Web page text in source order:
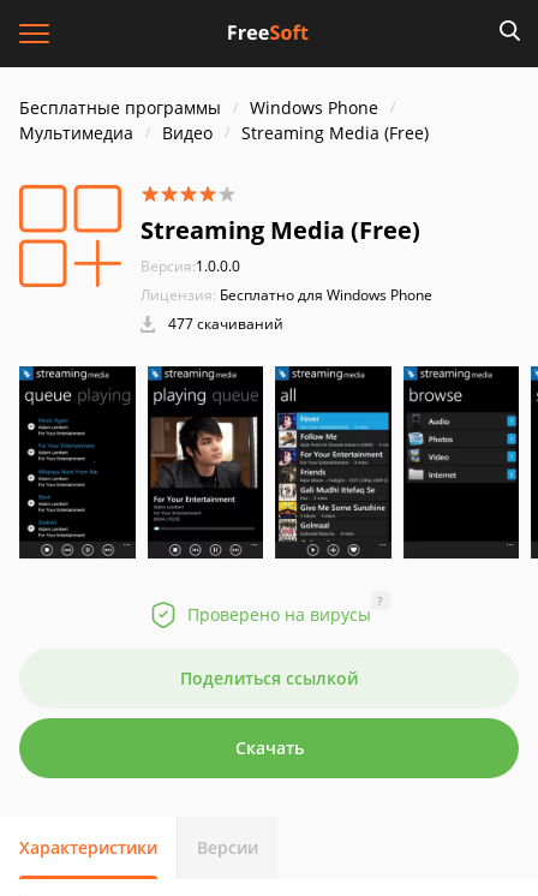
Бесплатные программы
Windows Phone
Мультимедиа
Видео Streaming Media (Free)
Streaming Media (Free)
Версия:1.0.0.0
Лицензия: Бесплатно для Windows Phone
477 скачиваний
Проверено на вирусы
?
Поделиться ссылкой
Скачать
Характеристики Версии